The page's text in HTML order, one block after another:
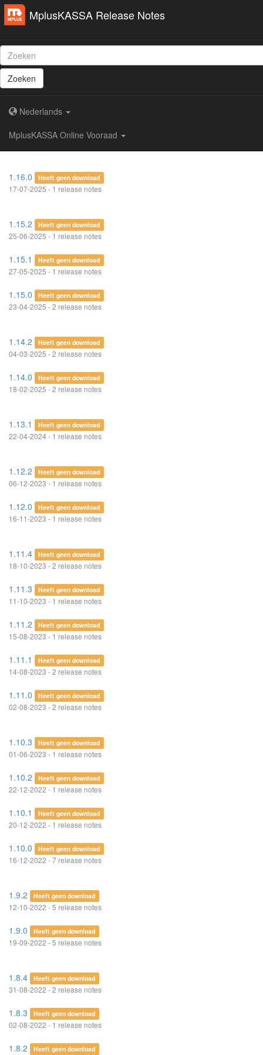
MplusKASSA Release Notes
Zoeken
Nederlands
MplusKASSA Online Vooraad
1.16.0 Heeft geen download
17-07-2025 - 1 release notes
1.15.2 Heeft geen download
25-06-2025 - 1 release notes
1.15.1 Heeft geen download
27-05-2025 - 1 release notes
1.15.0 Heeft geen download
23-04-2025 - 2 release notes
1.14.2 Heeft geen download
04-03-2025 - 2 release notes
1.14.0 Heeft geen download
18-02-2025 - 2 release notes
1.13.1 Heeft geen download
22-04-2024 - 1 release notes
1.12.2 Heeft geen download
06-12-2023 - 1 release notes
1.12.0 Heeft geen download
16-11-2023 - 1 release notes
1.11.4 Heeft geen download
18-10-2023 - 2 release notes
1.11.3 Heeft geen download
11-10-2023 - 1 release notes
1.11.2 Heeft geen download
15-08-2023 - 1 release notes
1.11.1 Heeft geen download
14-08-2023 - 2 release notes
1.11.0 Heeft geen download
02-08-2023 - 2 release notes
1.10.3 Heeft geen download
01-06-2023 - 1 release notes
1.10.2 Heeft geen download
22-12-2022 - 1 release notes
1.10.1 Heeft geen download
20-12-2022 - 1 release notes
1.10.0 Heeft geen download
16-12-2022 - 7 release notes
1.9.2 Heeft geen download
12-10-2022 - 5 release notes
1.9.0 Heeft geen download
19-09-2022 - 5 release notes
1.8.4 Heeft geen download
31-08-2022 - 2 release notes
1.8.3 Heeft geen download
02-08-2022 - 1 release notes
1.8.2 Heeft geen download